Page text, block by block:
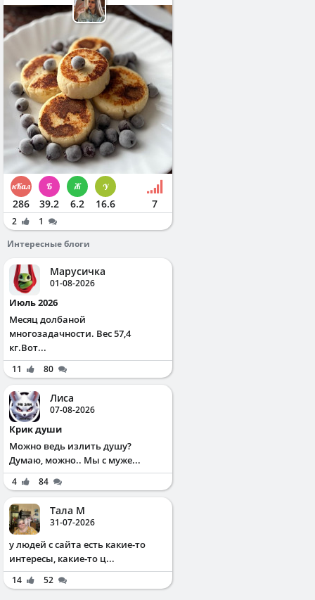
286 39.2 6.2 16.6 7
2
1
Интересные блоги
Марусичка
01-08-2026
Июль 2026
Месяц долбаной
многозадачности. Вес 57,4
кг.Вот...
11 80
Лиса
07-08-2026
Крик души
Можно ведь излить душу?
Думаю, можно.. Мы с муже...
4 84
Тала М
31-07-2026
у людей с сайта есть какие-то
интересы, какие-то ц...
14 52